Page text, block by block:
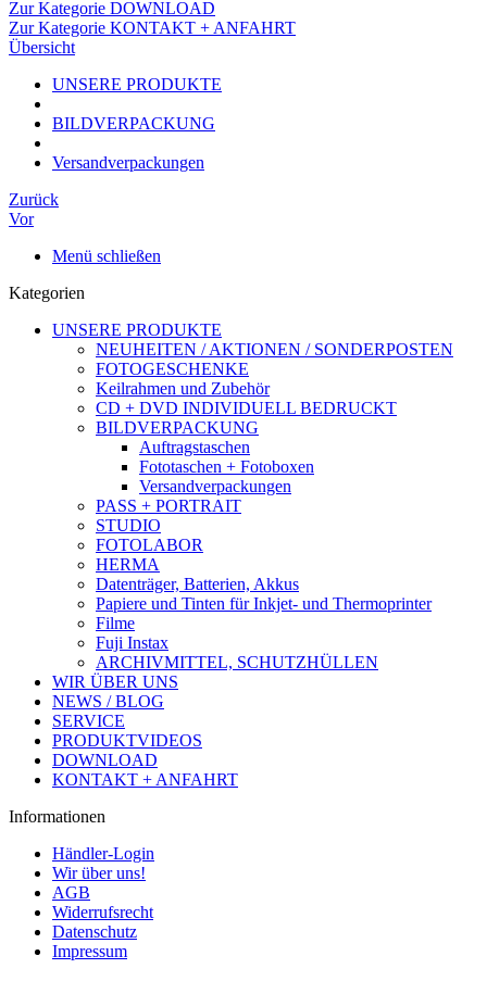
Zur Kategorie DOWNLOAD
Zur Kategorie KONTAKT + ANFAHRT
Übersicht
UNSERE PRODUKTE
BILDVERPACKUNG
Versandverpackungen
Zurück
Vor
Menü schließen
Kategorien
UNSERE PRODUKTE
NEUHEITEN / AKTIONEN / SONDERPOSTEN
FOTOGESCHENKE
Keilrahmen und Zubehör
CD + DVD INDIVIDUELL BEDRUCKT
BILDVERPACKUNG
Auftragstaschen
Fototaschen + Fotoboxen
Versandverpackungen
PASS + PORTRAIT
STUDIO
FOTOLABOR
HERMA
Datenträger, Batterien, Akkus
Papiere und Tinten für Inkjet- und Thermoprinter
Filme
Fuji Instax
ARCHIVMITTEL, SCHUTZHÜLLEN
WIR ÜBER UNS
NEWS / BLOG
SERVICE
PRODUKTVIDEOS
DOWNLOAD
KONTAKT + ANFAHRT
Informationen
Händler-Login
Wir über uns!
AGB
Widerrufsrecht
Datenschutz
Impressum